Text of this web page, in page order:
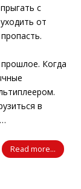
с
от
Когда
в
Read more...